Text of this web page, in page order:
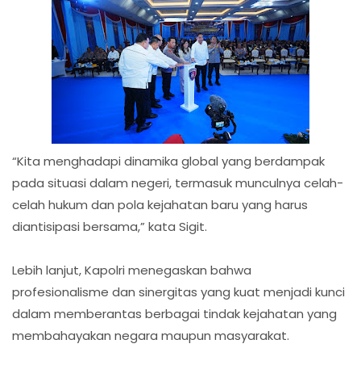
“Kita menghadapi dinamika global yang berdampak
pada situasi dalam negeri, termasuk munculnya celah-
celah hukum dan pola kejahatan baru yang harus
diantisipasi bersama,” kata Sigit.
Lebih lanjut, Kapolri menegaskan bahwa
profesionalisme dan sinergitas yang kuat menjadi kunci
dalam memberantas berbagai tindak kejahatan yang
membahayakan negara maupun masyarakat.